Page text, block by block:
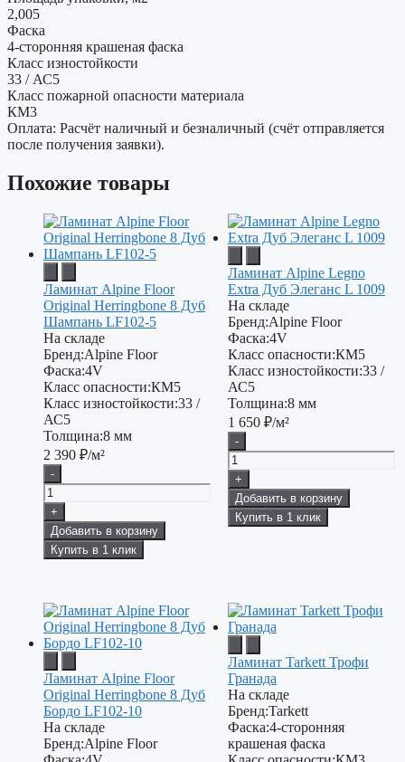
2,005
Фаска
4-сторонняя крашеная фаска
Класс изностойкости
33 / АС5
Класс пожарной опасности материала
КМ3
Оплата: Расчёт наличный и безналичный (счёт отправляется
после получения заявки).
Похожие товары
Ламинат Alpine Floor
Original Herringbone 8 Дуб
Шампань LF102-5
На складе
Бренд:Alpine Floor
Фаска:4V
Класс опасности:КМ5
Класс изностойкости:33 /
АС5
Толщина:8 мм
2 390 ₽/м²
-
+
Добавить в корзину
Купить в 1 клик
Ламинат Alpine Legno
Extra Дуб Элеганс L 1009
На складе
Бренд:Alpine Floor
Фаска:4V
Класс опасности:КМ5
Класс изностойкости:33 /
АС5
Толщина:8 мм
1 650 ₽/м²
-
+
Добавить в корзину
Купить в 1 клик
Ламинат Alpine Floor
Original Herringbone 8 Дуб
Бордо LF102-10
На складе
Бренд:Alpine Floor
Ламинат Tarkett Трофи
Гранада
На складе
Бренд:Tarkett
Фаска:4-сторонняя
крашеная фаска